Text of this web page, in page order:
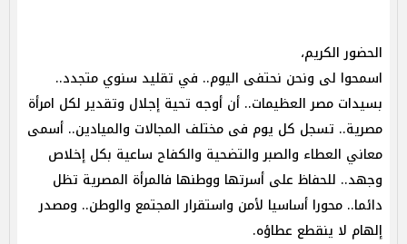
الحضور الكريم،
اسمحوا لى ونحن نحتفى اليوم.. في تقليد سنوي متجدد..
بسيدات مصر العظيمات.. أن أوجه تحية إجلال وتقدير لكل امرأة
مصرية.. تسجل كل يوم فى مختلف المجالات والميادين.. أسمى
معاني العطاء والصبر والتضحية والكفاح ساعية بكل إخلاص
وجهد.. للحفاظ على أسرتها ووطنها فالمرأة المصرية تظل
دائما.. محورا أساسيا لأمن واستقرار المجتمع والوطن.. ومصدر
إلهام لا ينقطع عطاؤه.